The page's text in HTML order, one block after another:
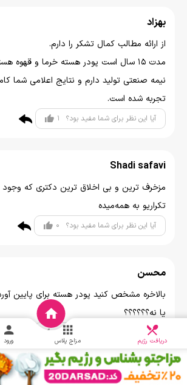
بهزاد
از ارائه مطالب کمال تشکر را دارم.
مدت ۱۵ سال است پودر هسته خرما و قهوه
نیمه صنعتی تولید دارم و نتایج اعلامی شما
تجربه شده است.
آیا این نظر برای شما مفید بود؟ 1
Shadi safavi
مزخرف ترین و بی اخلاق ترین دکتری که
تکراریو به همه‌میده
آیا این نظر برای شما مفید بود؟ 0
محسن
بالاخره مشخص کنید پودر هسته برای پایین
یا نه؟؟؟؟؟؟
آیا این نظر برای شما مفید بود؟ 0
دریافت رژیم مزاج پلاس ورود